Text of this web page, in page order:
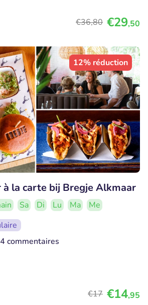
€36,80 €29,50
12% réduction
la carte bij Bregje Alkmaar
Sa Di Lu Ma
Me
commentaires
€17 €14,95